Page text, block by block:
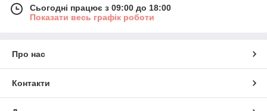
Сьогодні працює з 09:00 до 18:00
Показати весь графік роботи
Про нас
Контакти